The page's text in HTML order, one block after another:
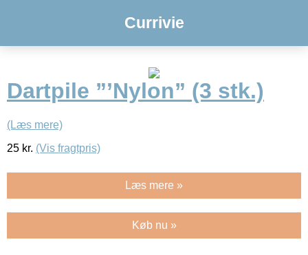
Currivie
Dartpile ”’Nylon” (3 stk.)
(Læs mere)
25 kr. (Vis fragtpris)
Læs mere »
Køb nu »